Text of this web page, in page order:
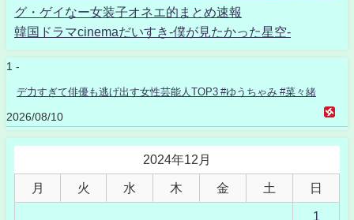
グ・ゲイなー女装子オネエ的まとめ速報
韓国ドラマcinemaだいすき-僕が見たかった星空-
1 -
デ力すぎて俳優も逃げ出す女性芸能人TOP3 #ゆうちゃみ #菜々緒
2026/08/10
2024年12月
月 火 水 木 金 土 日
1